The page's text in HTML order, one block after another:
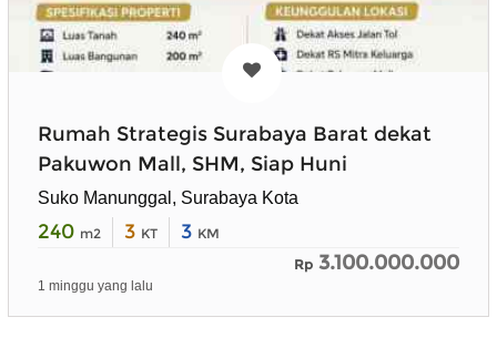
Rumah Strategis Surabaya Barat dekat
Pakuwon Mall, SHM, Siap Huni
Suko Manunggal, Surabaya Kota
240 m2 3 KT 3 KM
Rp 3.100.000.000
1 minggu yang lalu